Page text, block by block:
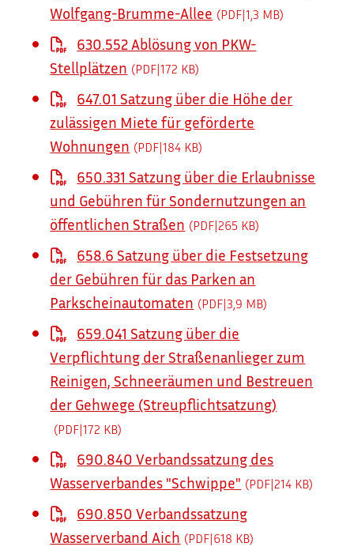
Wolfgang-Brumme-Allee (PDF|1,3 MB)
630.552 Ablösung von PKW-
Stellplätzen (PDF|172 KB)
647.01 Satzung über die Höhe der
zulässigen Miete für geförderte
Wohnungen (PDF|184 KB)
650.331 Satzung über die Erlaubnisse
und Gebühren für Sondernutzungen an
öffentlichen Straßen (PDF|265 KB)
658.6 Satzung über die Festsetzung
der Gebühren für das Parken an
Parkscheinautomaten (PDF|3,9 MB)
659.041 Satzung über die
Verpflichtung der Straßenanlieger zum
Reinigen, Schneeräumen und Bestreuen
der Gehwege (Streupflichtsatzung)
(PDF|172 KB)
690.840 Verbandssatzung des
Wasserverbandes "Schwippe" (PDF|214 KB)
690.850 Verbandssatzung
Wasserverband Aich (PDF|618 KB)